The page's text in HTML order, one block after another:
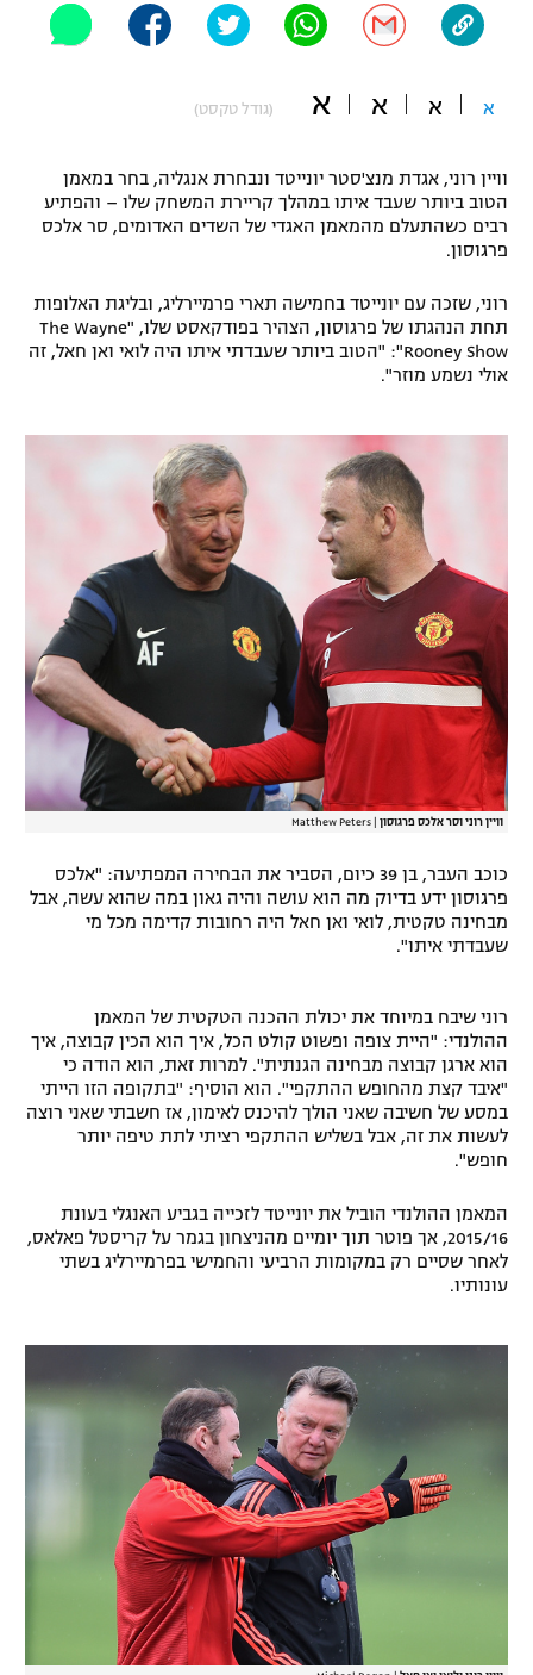
"מחצית בשכונה" – פודקאסט
משתתפים וזוכים בפרסים
תקנון משתתפים וזוכים בפרסים
תקנון עבור פעילות אלקטרה
תקנון עבור פעילות ספורט 1 – "מרלן"
טניס
תנאי שימוש
מדיניות פרטיות
תקנון פעילות ספורט 1
רשיון להקרנה פומבית לבית עסק
הצטרפות לחבילת הערוצים
לוח דרושים – ג'ובנט
תגיות
המגזין
אופניים
ספורט מוטורי
פוטבול אמריקאי NFL
ספורט אתגרי ואקסטרים
א א א א (גודל טקסט)
וויין רוני, אגדת מנצ'סטר יונייטד ונבחרת אנגליה, בחר במאמן
הטוב ביותר שעבד איתו במהלך קריירת המשחק שלו – והפתיע
רבים כשהתעלם מהמאמן האגדי של השדים האדומים, סר אלכס
פרגוסון.
רוני, שזכה עם יונייטד בחמישה תארי פרמיירליג, ובליגת האלופות
תחת הנהגתו של פרגוסון, הצהיר בפודקאסט שלו, "The Wayne
Rooney Show": "הטוב ביותר שעבדתי איתו היה לואי ואן חאל, זה
אולי נשמע מוזר".
וויין רוני וסר אלכס פרגוסון Matthew Peters
כוכב העבר, בן 39 כיום, הסביר את הבחירה המפתיעה: "אלכס
פרגוסון ידע בדיוק מה הוא עושה והיה גאון במה שהוא עשה, אבל
מבחינה טקטית, לואי ואן חאל היה רחובות קדימה מכל מי
שעבדתי איתו".
רוני שיבח במיוחד את יכולת ההכנה הטקטית של המאמן
ההולנדי: "היית צופה ופשוט קולט הכל, איך הוא הכין קבוצה, איך
הוא ארגן קבוצה מבחינה הגנתית". למרות זאת, הוא הודה כי
"איבד קצת מהחופש ההתקפי". הוא הוסיף: "בתקופה הזו הייתי
במסע של חשיבה שאני הולך להיכנס לאימון, אז חשבתי שאני רוצה
לעשות את זה, אבל בשליש ההתקפי רציתי לתת טיפה יותר
חופש".
המאמן ההולנדי הוביל את יונייטד לזכייה בגביע האנגלי בעונת
2015/16, אך פוטר תוך יומיים מהניצחון בגמר על קריסטל פאלאס,
לאחר שסיים רק במקומות הרביעי והחמישי בפרמיירליג בשתי
עונותיו.